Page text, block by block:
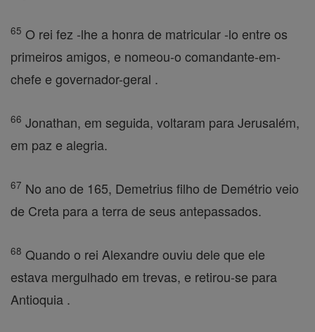
65 O rei fez -lhe a honra de matricular -lo entre os
primeiros amigos, e nomeou-o comandante-em-
chefe e governador-geral .
66 Jonathan, em seguida, voltaram para Jerusalém,
em paz e alegria.
67 No ano de 165, Demetrius filho de Demétrio veio
de Creta para a terra de seus antepassados.
68 Quando o rei Alexandre ouviu dele que ele
estava mergulhado em trevas, e retirou-se para
Antioquia .